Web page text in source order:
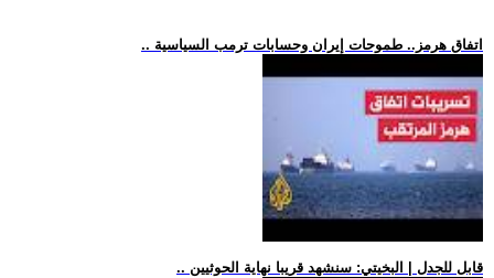
.. اتفاق هرمز.. طموحات إيران وحسابات ترمب السياسية
.. قابل للجدل | البخيتي: سنشهد قريبا نهاية الحوثيين